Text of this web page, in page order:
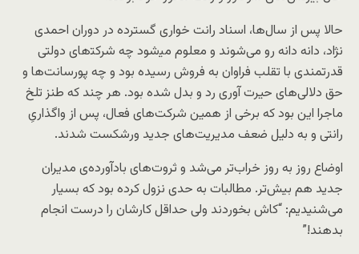
حالا پس از سال‌ها، اسناد رانت خواری گسترده در دوران احمدی
نژاد، دانه دانه رو می‌شوند و معلوم می‍‌شود چه شرکت‍‌های دولتی
قدرتمندی با تقلب فراوان به فروش رسیده بود و چه پورسانت‌ها و
حق دلالی‌های حیرت آوری رد و بدل شده بود. هر چند که طنز تلخ
ماجرا این بود که برخی از همین شرکت‌های فعال، پس از واگذاریِ
رانتی و به دلیل ضعف مدیریت‌های جدید ورشکست شدند.
اوضاع روز به روز خراب‌تر می‌شد و ثروت‌های بادآورده‌ی مدیران
جدید هم بیش‌تر. مطالبات به حدی نزول کرده بود که بسیار
می‌شنیدیم: “کاش بخوردند ولی حداقل کارشان را درست انجام
بدهند!”